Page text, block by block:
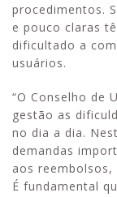
procedimentos.
e pouco claras
dificultado a
usuários.
“O Conselho de
gestão as
no dia a dia.
demandas
aos reembolsos,
É fundamental